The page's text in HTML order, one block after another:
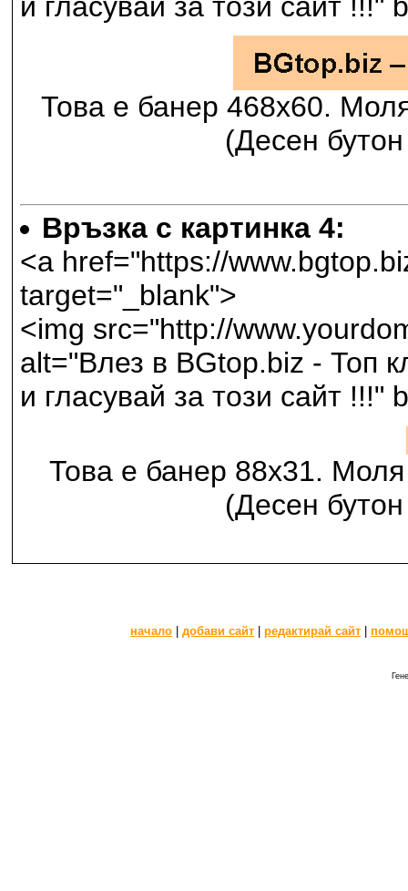
Това е банер 468х60.
(Десен
Връзка с картинка 4:
<a href="https://
target="_blank">
<img src="http://
alt="Влез в BGtop.biz - Топ
и гласувай за този сайт !!!"
Това е банер 88х31.
(Десен
начало | добави сайт | редактирай сайт |